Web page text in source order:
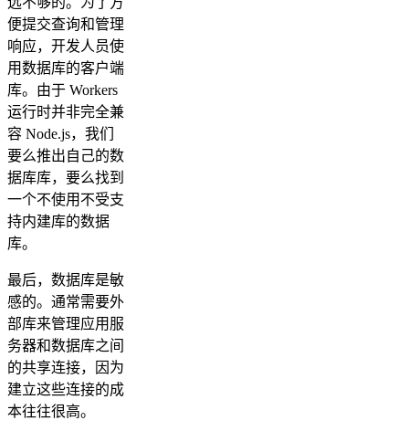
便提交查询和管理
响应，开发人员使
用数据库的客户端
库。由于 Workers
运行时并非完全兼
容 Node.js，我们
要么推出自己的数
据库库，要么找到
一个不使用不受支
持内建库的数据
库。
最后，数据库是敏
感的。通常需要外
部库来管理应用服
务器和数据库之间
的共享连接，因为
建立这些连接的成
本往往很高。